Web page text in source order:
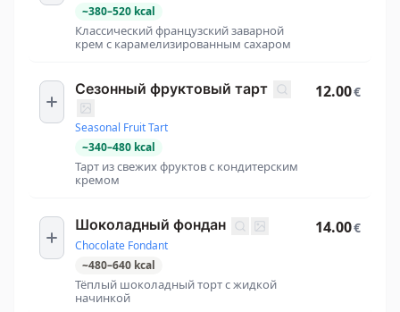
~380–520 kcal
Классический французский заварной
крем с карамелизированным сахаром
Сезонный фруктовый тарт
Seasonal Fruit Tart
~340–480 kcal
Тарт из свежих фруктов с кондитерским
кремом
12.00€
Шоколадный фондан
Chocolate Fondant
~480–640 kcal
Тёплый шоколадный торт с жидкой
начинкой
14.00€